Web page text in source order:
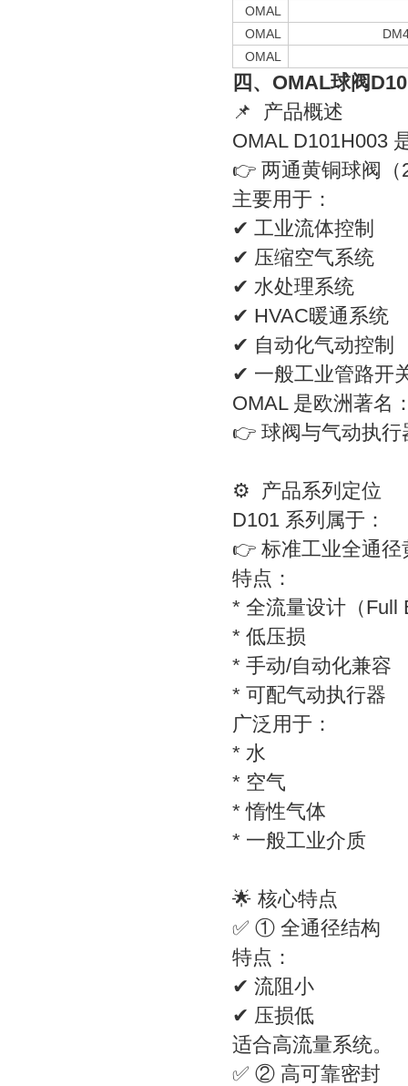
OMAL
OMAL
OMAL
四、OMAL球阀
📌 产品概述
OMAL D101H003
👉 两通黄铜球阀（
主要用于：
✔ 工业流体控制
✔ 压缩空气系统
✔ 水处理系统
✔ HVAC暖通系统
✔ 自动化气动控制
✔ 一般工业管路开
OMAL 是欧洲著名
👉 球阀与气动执行
⚙️ 产品系列定位
D101 系列属于：
👉 标准工业全通径
特点：
* 全流量设计（Full
* 低压损
* 手动/自动化兼容
* 可配气动执行器
广泛用于：
* 水
* 空气
* 惰性气体
* 一般工业介质
🌟 核心特点
✅ ① 全通径结构
特点：
✔ 流阻小
✔ 压损低
适合高流量系统。
✅ ② 高可靠密封